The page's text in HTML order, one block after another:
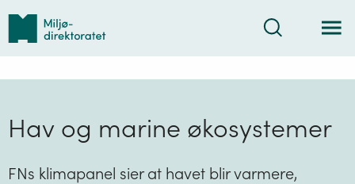
Tilbake
forsiden
Søk
Hav og marine økosystemer
FNs klimapanel sier at havet blir varmere,